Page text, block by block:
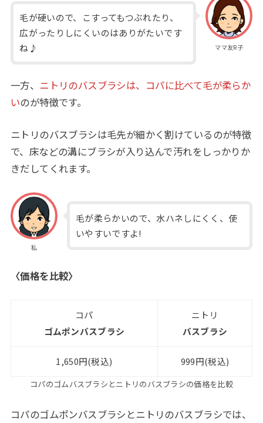
ママ友R子
毛が硬いので、こすってもつぶれたり、
広がったりしにくいのはありがたいです
ね♪
一方、 ニトリのバスブラシは、コパに比べて毛が柔らか
いのが特徴です。
ニトリのバスブラシは毛先が細かく割けているのが特徴
で、床などの溝にブラシが入り込んで汚れをしっかりか
きだしてくれます。
私
毛が柔らかいので、水ハネしにくく、使
いやすいですよ!
〈価格を比較〉
コパ
ゴムポンバスブラシ
ニトリ
バスブラシ
1,650円(税込) 999円(税込)
コパのゴムバスブラシとニトリのバスブラシの価格を比較
コパのゴムポンバスブラシとニトリのバスブラシでは、